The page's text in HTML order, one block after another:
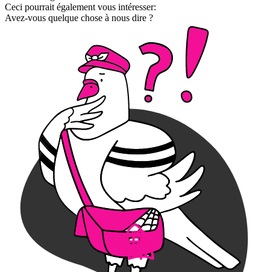
Ceci pourrait également vous intéresser:
Avez-vous quelque chose à nous dire ?